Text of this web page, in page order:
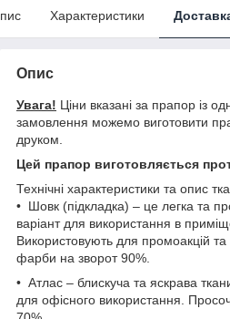
Характеристики
Опис
Увага! Ціни вказані за прапор із
замовлення можемо виготовити
друком.
Цей прапор виготовляється
Технічні характеристики та опис
• Шовк (підкладка) – це легка та
варіант для використання в
Використовують для промоакцій
фарби на зворот 90%.
• Атлас – блискуча та яскрава
для офісного використання.